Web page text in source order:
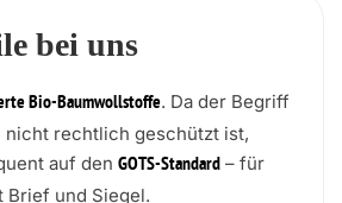
bei uns
Bio-Baumwollstoffe. Da der Begriff
nicht rechtlich geschützt ist,
auf den GOTS-Standard – für
Brief und Siegel.